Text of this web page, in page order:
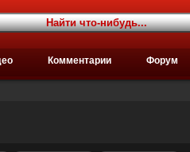
Комментарии Форум